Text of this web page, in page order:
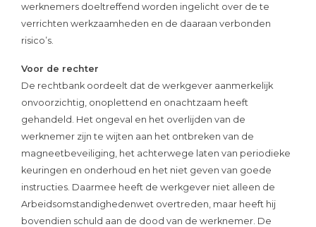
werknemers doeltreffend worden ingelicht over de te
verrichten werkzaamheden en de daaraan verbonden
risico’s.
Voor de rechter
De rechtbank oordeelt dat de werkgever aanmerkelijk
onvoorzichtig, onoplettend en onachtzaam heeft
gehandeld. Het ongeval en het overlijden van de
werknemer zijn te wijten aan het ontbreken van de
magneetbeveiliging, het achterwege laten van periodieke
keuringen en onderhoud en het niet geven van goede
instructies. Daarmee heeft de werkgever niet alleen de
Arbeidsomstandighedenwet overtreden, maar heeft hij
bovendien schuld aan de dood van de werknemer. De